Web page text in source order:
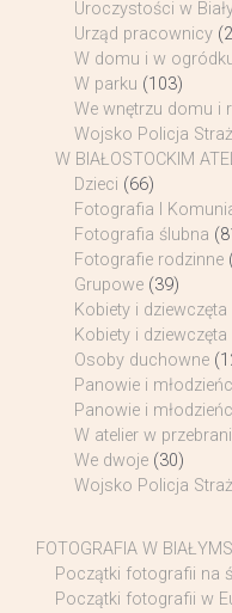
Uroczystości w
Urząd pracownicy
W domu i w
W parku (103)
We wnętrzu domu i
Wojsko Policja
W BIAŁOSTOCKIM
Dzieci (66)
Fotografia I
Fotografia ślubna
Fotografie rodzinne
Grupowe (39)
Kobiety i dziewczęta
Kobiety i
Osoby duchowne
Panowie i
Panowie i
W atelier w
We dwoje (30)
Wojsko Policja
FOTOGRAFIA W
Początki fotografii na
Początki fotografii w